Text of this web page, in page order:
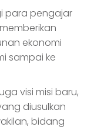
para pengajar
ekonomi
sampai ke
visi misi baru,
diusulkan
bidang